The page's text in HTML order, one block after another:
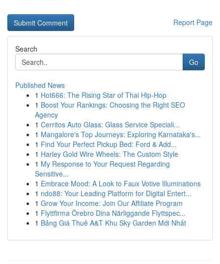
Report Page
Search
Go
Published News
1 Hot666: The Rising Star of Thai Hip-Hop
1 Boost Your Rankings: Choosing the Right SEO
Agency
1 Cerritos Auto Glass: Glass Service Speciali...
1 Mangalore's Top Journeys: Exploring Karnataka's...
1 Find Your Perfect Pickup Bed: Ford & Add...
1 Harley Gold Wire Wheels: The Custom Style
1 My Response to Your Request Regarding
Sensitive...
1 Embrace Mood: A Look to Faux Votive Illuminations
1 ndo88: Your Leading Platform for Digital Entert...
1 Grow Your Income: Join Our Affiliate Program
1 Flyttfirma Örebro Dina Närliggande Flyttspec...
1 Bảng Giá Thuê A&T Khu Sky Garden Mới Nhất